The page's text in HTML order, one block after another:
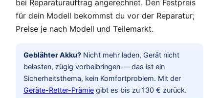
bei Reparaturauftrag angerechnet. Den Festpreis
für dein Modell bekommst du vor der Reparatur;
Preise je nach Modell und Teilemarkt.
Geblähter Akku? Nicht mehr laden, Gerät nicht
belasten, zügig vorbeibringen — das ist ein
Sicherheitsthema, kein Komfortproblem. Mit der
Geräte-Retter-Prämie gibt es bis zu 130 € zurück.